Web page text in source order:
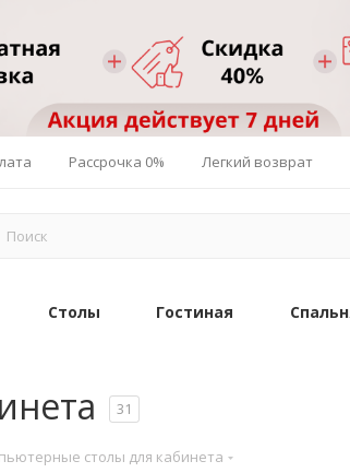
Рассрочка 0% Легкий возврат
Столы Гостиная
31
столы для кабинета